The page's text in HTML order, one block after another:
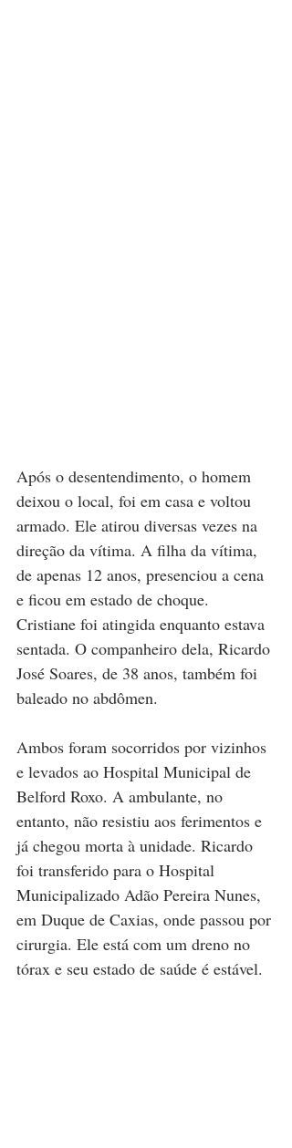
Após o desentendimento, o homem
deixou o local, foi em casa e voltou
armado. Ele atirou diversas vezes na
direção da vítima. A filha da vítima,
de apenas 12 anos, presenciou a cena
e ficou em estado de choque.
Cristiane foi atingida enquanto estava
sentada. O companheiro dela, Ricardo
José Soares, de 38 anos, também foi
baleado no abdômen.
Ambos foram socorridos por vizinhos
e levados ao Hospital Municipal de
Belford Roxo. A ambulante, no
entanto, não resistiu aos ferimentos e
já chegou morta à unidade. Ricardo
foi transferido para o Hospital
Municipalizado Adão Pereira Nunes,
em Duque de Caxias, onde passou por
cirurgia. Ele está com um dreno no
tórax e seu estado de saúde é estável.